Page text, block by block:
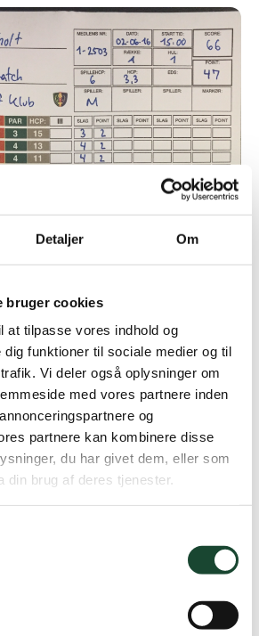
Detaljer Om
bruger cookies
at tilpasse vores indhold og
dig funktioner til sociale medier og til
Vi deler også oplysninger om
med vores partnere inden
og
partnere kan kombinere disse
du har givet dem, eller som
din brug af deres tjenester.